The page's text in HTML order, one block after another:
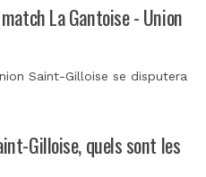
La Gantoise - Union
Saint-Gilloise se disputera
Gilloise, quels sont les